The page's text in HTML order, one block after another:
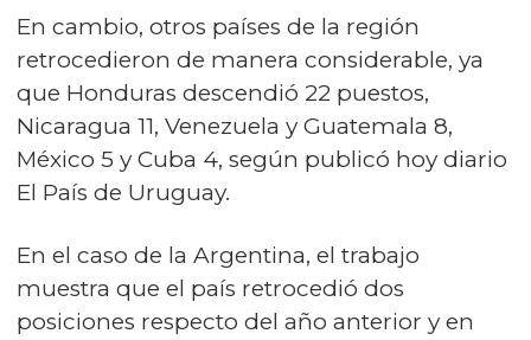
En cambio, otros países de la región
retrocedieron de manera considerable, ya
que Honduras descendió 22 puestos,
Nicaragua 11, Venezuela y Guatemala 8,
México 5 y Cuba 4, según publicó hoy diario
El País de Uruguay.
En el caso de la Argentina, el trabajo
muestra que el país retrocedió dos
posiciones respecto del año anterior y en